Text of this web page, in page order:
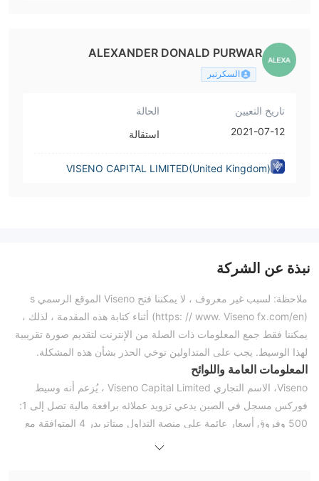
ALEXANDER DONALD PURWAR
السكرتير
تاريخ التعيين
2021-07-12
الحالة
استقالة
VISENO CAPITAL LIMITED(United Kingdom)
نبذة عن الشركة
ملاحظة: لسبب غير معروف ، لا يمكننا فتح Viseno الموقع الرسمي s
(https: // www. Viseno fx.com/en) أثناء كتابة هذه المقدمة ، لذلك ،
يمكننا فقط جمع المعلومات ذات الصلة من الإنترنت لتقديم صورة تقريبية
لهذا الوسيط. يجب على المتداولين توخي الحذر بشأن هذه المشكلة.
المعلومات العامة واللوائح
Viseno، الاسم التجاري Viseno Capital Limited ، يُزعم أنه وسيط
فوركس مسجل في الصين يدعي تزويد عملائه برافعة مالية تصل إلى 1:
500 وفروق أسعار عائمة على منصة التداول ميتاتريدر 4 المتوافقة مع